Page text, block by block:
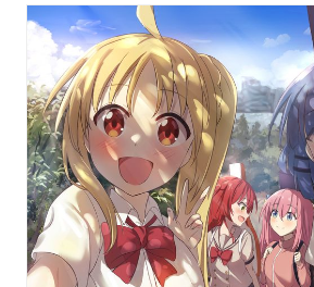
diffusing their features or creating a
on its intensity.
Take a look at the following illustrations
dappled sunlight brings each
life!